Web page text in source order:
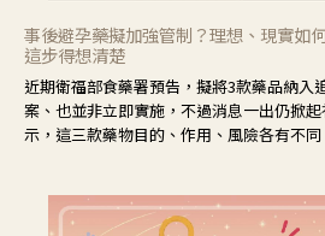
事後避孕藥擬加強管制？理想、現實如
這步得想清楚
近期衛福部食藥署預告，擬將3款藥品納入
案、也並非立即實施，不過消息一出仍掀
示，這三款藥物目的、作用、風險各有不